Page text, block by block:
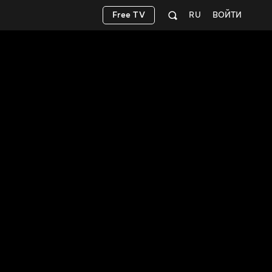
ВОЙТИ
RU
Free TV